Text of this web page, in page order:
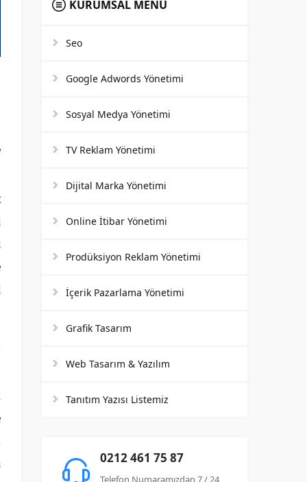
KURUMSAL MENÜ
Seo
Google Adwords Yönetimi
Sosyal Medya Yönetimi
TV Reklam Yönetimi
Dijital Marka Yönetimi
Online İtibar Yönetimi
Prodüksiyon Reklam Yönetimi
İçerik Pazarlama Yönetimi
Grafik Tasarım
Web Tasarım & Yazılım
Tanıtım Yazısı Listemiz
0212 461 75 87
Telefon Numaramızdan 7 / 24